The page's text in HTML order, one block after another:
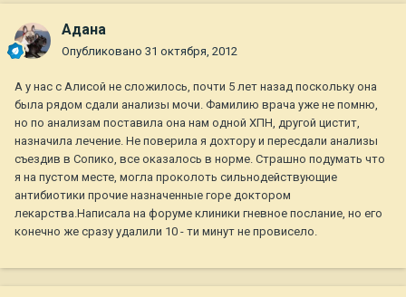
Адана
Опубликовано 31 октября, 2012
А у нас с Алисой не сложилось, почти 5 лет назад поскольку она
была рядом сдали анализы мочи. Фамилию врача уже не помню,
но по анализам поставила она нам одной ХПН, другой цистит,
назначила лечение. Не поверила я дохтору и пересдали анализы
съездив в Сопико, все оказалось в норме. Страшно подумать что
я на пустом месте, могла проколоть сильнодействующие
антибиотики прочие назначенные горе доктором
лекарства.Написала на форуме клиники гневное послание, но его
конечно же сразу удалили 10 - ти минут не провисело.